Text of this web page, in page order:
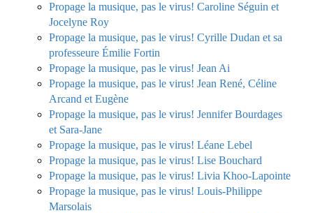
Propage la musique, pas le virus! Caroline Séguin et
Jocelyne Roy
Propage la musique, pas le virus! Cyrille Dudan et sa
professeure Émilie Fortin
Propage la musique, pas le virus! Jean Ai
Propage la musique, pas le virus! Jean René, Céline
Arcand et Eugène
Propage la musique, pas le virus! Jennifer Bourdages
et Sara-Jane
Propage la musique, pas le virus! Léane Lebel
Propage la musique, pas le virus! Lise Bouchard
Propage la musique, pas le virus! Livia Khoo-Lapointe
Propage la musique, pas le virus! Louis-Philippe
Marsolais